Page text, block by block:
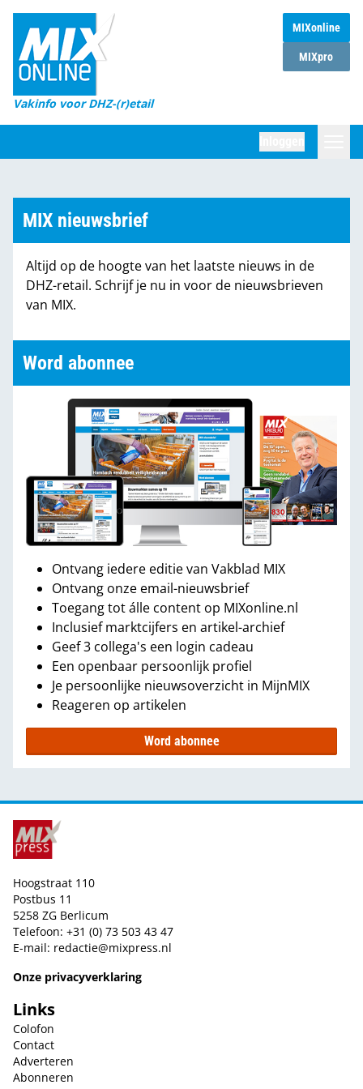
MIXonline
MIXpro
Vakinfo voor DHZ-(r)etail
Home
Magazines
DHZ Sessie
Marktcijfers
Partners
MIX nieuwsbrief
Altijd op de hoogte van het laatste nieuws in de
DHZ-retail. Schrijf je nu in voor de nieuwsbrieven
van MIX.
Word abonnee
Ontvang iedere editie van Vakblad MIX
Ontvang onze email-nieuwsbrief
Toegang tot álle content op MIXonline.nl
Inclusief marktcijfers en artikel-archief
Geef 3 collega's een login cadeau
Een openbaar persoonlijk profiel
Je persoonlijke nieuwsoverzicht in MijnMIX
Reageren op artikelen
Word abonnee
Hoogstraat 110
Postbus 11
5258 ZG Berlicum
Telefoon: +31 (0) 73 503 43 47
E-mail: redactie@mixpress.nl
Onze privacyverklaring
Links
Colofon
Contact
Adverteren
Abonneren